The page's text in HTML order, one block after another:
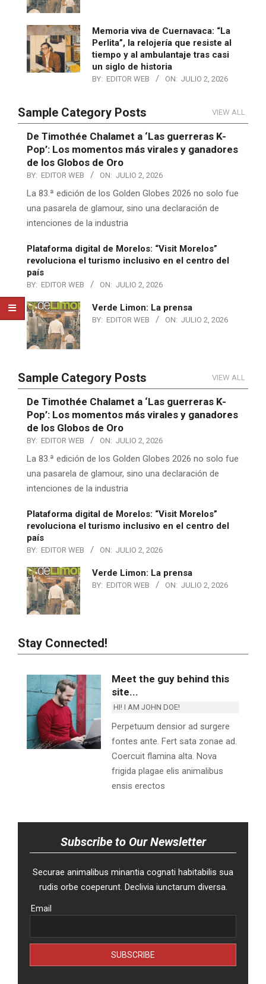
Memoria viva de Cuernavaca: “La
Perlita”, la relojería que resiste al
tiempo y al ambulantaje tras casi
un siglo de historia
BY: EDITOR WEB ON: JULIO 2, 2026
Sample Category Posts VIEW ALL
De Timothée Chalamet a ‘Las guerreras K-
Pop’: Los momentos más virales y ganadores
de los Globos de Oro
BY: EDITOR WEB ON: JULIO 2, 2026
La 83.ª edición de los Golden Globes 2026 no solo fue
una pasarela de glamour, sino una declaración de
intenciones de la industria
Plataforma digital de Morelos: “Visit Morelos”
revoluciona el turismo inclusivo en el centro del
país
BY: EDITOR WEB ON: JULIO 2, 2026
Verde Limon: La prensa
BY: EDITOR WEB ON: JULIO 2, 2026
Sample Category Posts VIEW ALL
De Timothée Chalamet a ‘Las guerreras K-
Pop’: Los momentos más virales y ganadores
de los Globos de Oro
BY: EDITOR WEB ON: JULIO 2, 2026
La 83.ª edición de los Golden Globes 2026 no solo fue
una pasarela de glamour, sino una declaración de
intenciones de la industria
Plataforma digital de Morelos: “Visit Morelos”
revoluciona el turismo inclusivo en el centro del
país
BY: EDITOR WEB ON: JULIO 2, 2026
Verde Limon: La prensa
BY: EDITOR WEB ON: JULIO 2, 2026
Stay Connected!
Meet the guy behind this
site...
HI! I AM JOHN DOE!
Perpetuum densior ad surgere
fontes ante. Fert sata zonae ad.
Coercuit flamina alta. Nova
frigida plagae elis animalibus
ensis erectos
Subscribe to Our Newsletter
Securae animalibus minantia cognati habitabilis sua
rudis orbe coeperunt. Declivia iunctarum diversa.
Email